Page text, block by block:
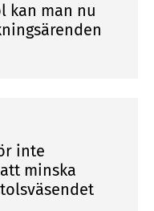
kan man nu
inte
minska